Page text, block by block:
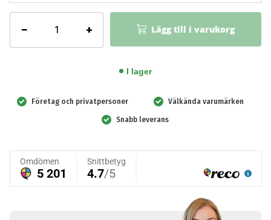
−
brand
+ Lägg till i varukorg
I lager
Företag och privatpersoner Välkända varumärken
Snabb leverans